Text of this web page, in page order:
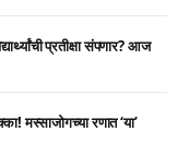
प्रतीक्षा संपणार? आज
मस्साजोगच्या रणात ‘या’